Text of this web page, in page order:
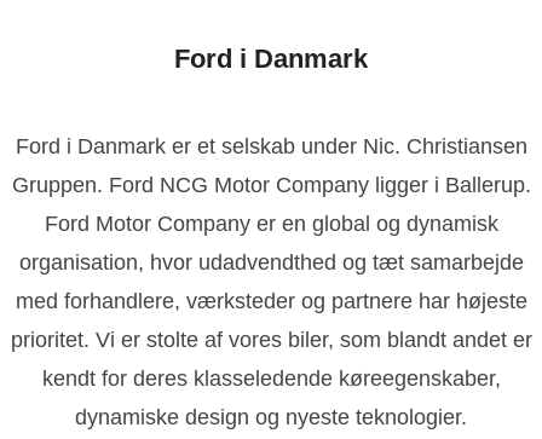
Ford i Danmark
Ford i Danmark er et selskab under Nic. Christiansen
Gruppen. Ford NCG Motor Company ligger i Ballerup.
Ford Motor Company er en global og dynamisk
organisation, hvor udadvendthed og tæt samarbejde
med forhandlere, værksteder og partnere har højeste
prioritet. Vi er stolte af vores biler, som blandt andet er
kendt for deres klasseledende køreegenskaber,
dynamiske design og nyeste teknologier.